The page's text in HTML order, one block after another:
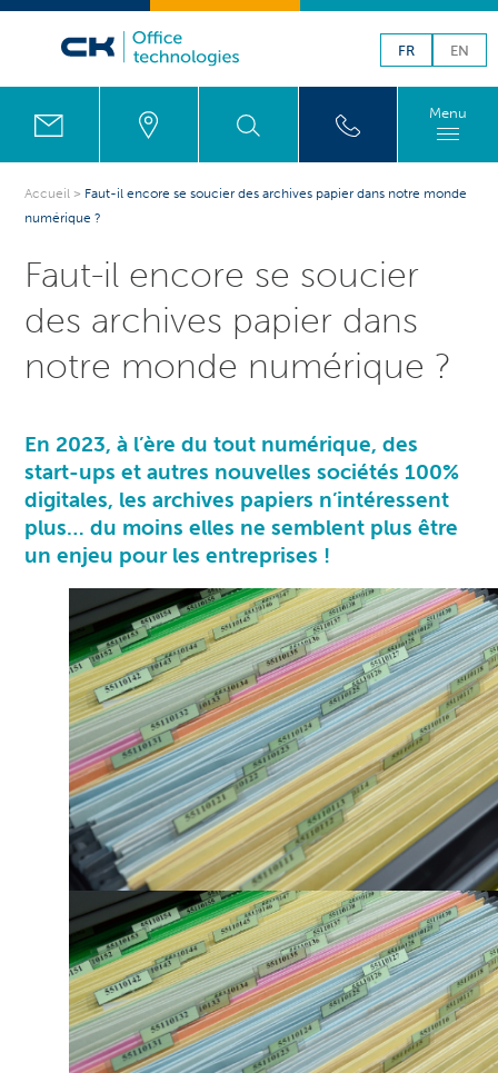
FR EN
Menu
Accueil > Faut-il encore se soucier des archives papier dans notre monde
numérique ?
Faut-il encore se soucier
des archives papier dans
notre monde numérique ?
En 2023, à l’ère du tout numérique, des
start-ups et autres nouvelles sociétés 100%
digitales, les archives papiers n’intéressent
plus… du moins elles ne semblent plus être
un enjeu pour les entreprises !